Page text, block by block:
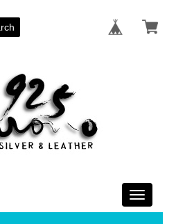
Toggle